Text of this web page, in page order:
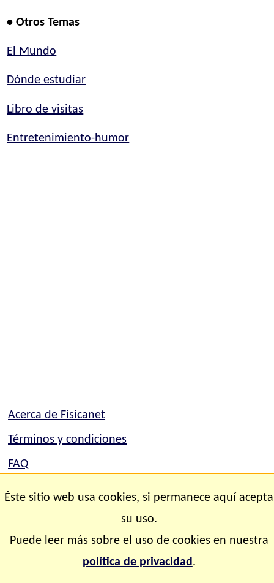
• Otros Temas
El Mundo
Dónde estudiar
Libro de visitas
Entretenimiento-humor
Acerca de Fisicanet
Términos y condiciones
FAQ
Mapa del sitio
Éste sitio web usa cookies, si permanece aquí acepta
su uso.
Puede leer más sobre el uso de cookies en nuestra
política de privacidad.